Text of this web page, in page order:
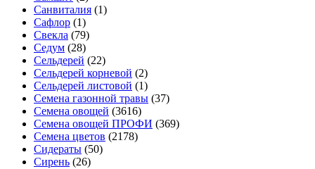
Санвиталия (1)
Сафлор (1)
Свекла (79)
Седум (28)
Сельдерей (22)
Сельдерей корневой (2)
Сельдерей листовой (1)
Семена газонной травы (37)
Семена овощей (3616)
Семена овощей ПРОФИ (369)
Семена цветов (2178)
Сидераты (50)
Сирень (26)